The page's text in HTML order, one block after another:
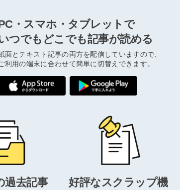
・スマホ・タブレットで
つでもどこでも記事が読める
面とテキスト記事の両方を配信していますので、
利用の端末に合わせて簡単に切替えできます。
過去記事
好評なスクラップ機